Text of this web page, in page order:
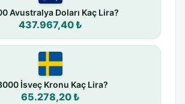
Avustralya Doları Kaç Lira?
437.967,40 ₺
İsveç Kronu Kaç Lira?
65.278,20 ₺